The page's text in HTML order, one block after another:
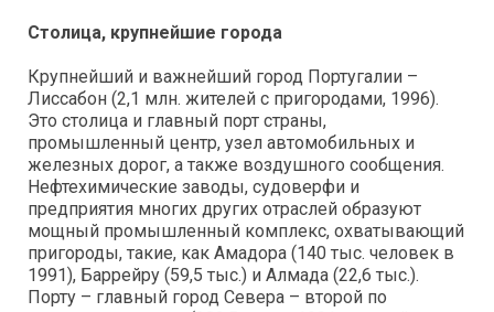
Столица, крупнейшие города
Крупнейший и важнейший город Португалии –
Лиссабон (2,1 млн. жителей с пригородами, 1996).
Это столица и главный порт страны,
промышленный центр, узел автомобильных и
железных дорог, а также воздушного сообщения.
Нефтехимические заводы, судоверфи и
предприятия многих других отраслей образуют
мощный промышленный комплекс, охватывающий
пригороды, такие, как Амадора (140 тыс. человек в
1991), Баррейру (59,5 тыс.) и Алмада (22,6 тыс.).
Порту – главный город Севера – второй по